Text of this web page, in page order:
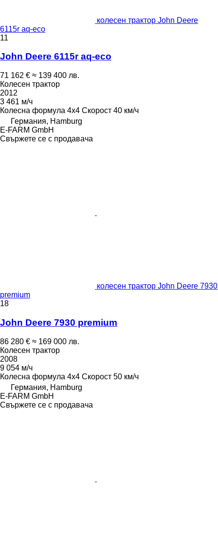
колесен трактор John Deere
6115r aq-eco
11
John Deere 6115r aq-eco
71 162 € ≈ 139 400 лв.
Колесен трактор
2012
3 461 м/ч
Колесна формула 4x4 Скорост 40 км/ч
Германия, Hamburg
E-FARM GmbH
Свържете се с продавача
колесен трактор John Deere 7930
premium
18
John Deere 7930 premium
86 280 € ≈ 169 000 лв.
Колесен трактор
2008
9 054 м/ч
Колесна формула 4x4 Скорост 50 км/ч
Германия, Hamburg
E-FARM GmbH
Свържете се с продавача